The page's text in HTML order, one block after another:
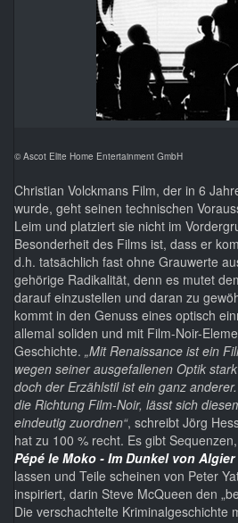
© Ascot Elite Home Entertainment GmbH
Christian Volckmans Film, der in 6
wurde, geht seinen technischen
Leim und platziert sie nicht im
Besonderheit des Films ist, dass er
d.h. tatsächlich fast ohne Grauwerte
gehörige Radikalität, denn es mutet
darauf einzustellen und daran zu
kommt in den Genuss eines optisch
allemal soliden und mit Film-Noir-
Geschichte. „Mit Renaissance ist ein
wegen seiner ausgefallenen Optik
doch der Erzählstil ist ein ganz
die Richtung Film-Noir, lässt sich
eindeutig zuordnen“, schreibt Jörg
hat zu 100 % recht. Es gibt
Pépé le Moko - Im Dunkel von Algier
lassen und Teile scheinen von Peter
inspiriert, darin Steve McQueen den
Die verschachtelte Kriminalgeschichte